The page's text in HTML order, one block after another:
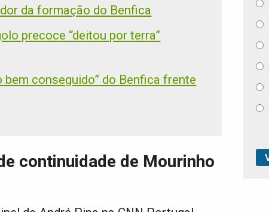
da formação do Benfica
precoce “deitou por terra”
conseguido” do Benfica frente
continuidade de Mourinho